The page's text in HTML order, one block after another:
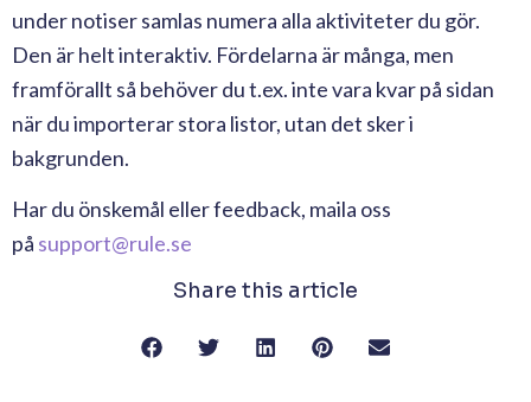
under notiser samlas numera alla aktiviteter du gör.
Den är helt interaktiv. Fördelarna är många, men
framförallt så behöver du t.ex. inte vara kvar på sidan
när du importerar stora listor, utan det sker i
bakgrunden.
Har du önskemål eller feedback, maila oss
på support@rule.se
Share this article